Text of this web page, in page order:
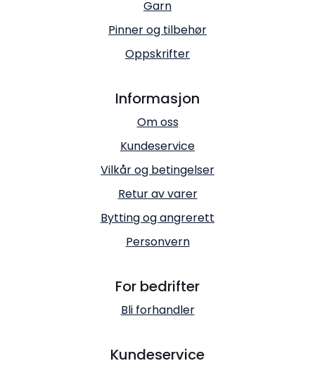
Garn
Pinner og tilbehør
Oppskrifter
Informasjon
Om oss
Kundeservice
Vilkår og betingelser
Retur av varer
Bytting og angrerett
Personvern
For bedrifter
Bli forhandler
Kundeservice